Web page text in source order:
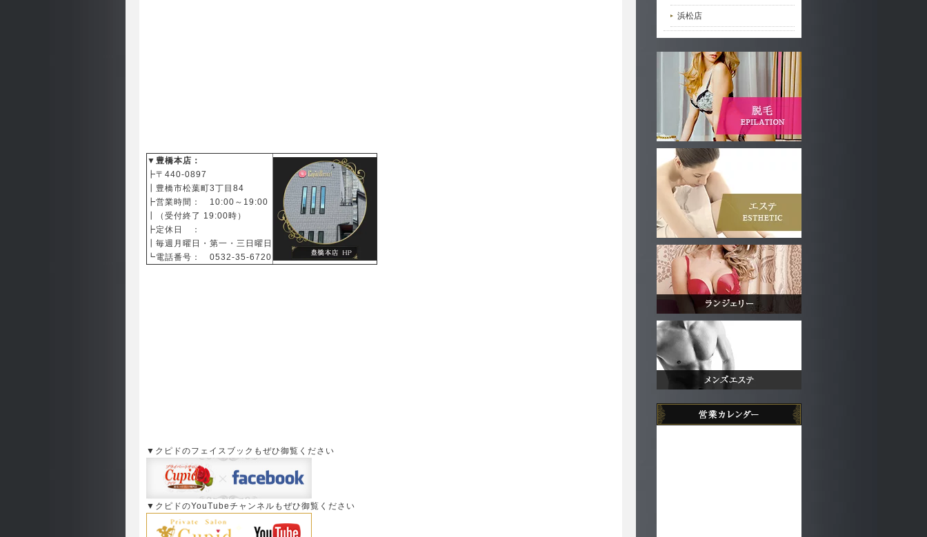
▼豊橋本店：
┣〒440-0897
豊橋市松葉町3丁目84
┣営業時間： 10:00～19:00
┃（受付終了 19:00時）
┣定休日 ：
┃毎週月曜日・第一・三日曜日
┗電話番号： 0532-35-6720
▼クピドのフェイスブックもぜひ御覧ください
▼クピドのYouTubeチャンネルもぜひ御覧ください
浜松店